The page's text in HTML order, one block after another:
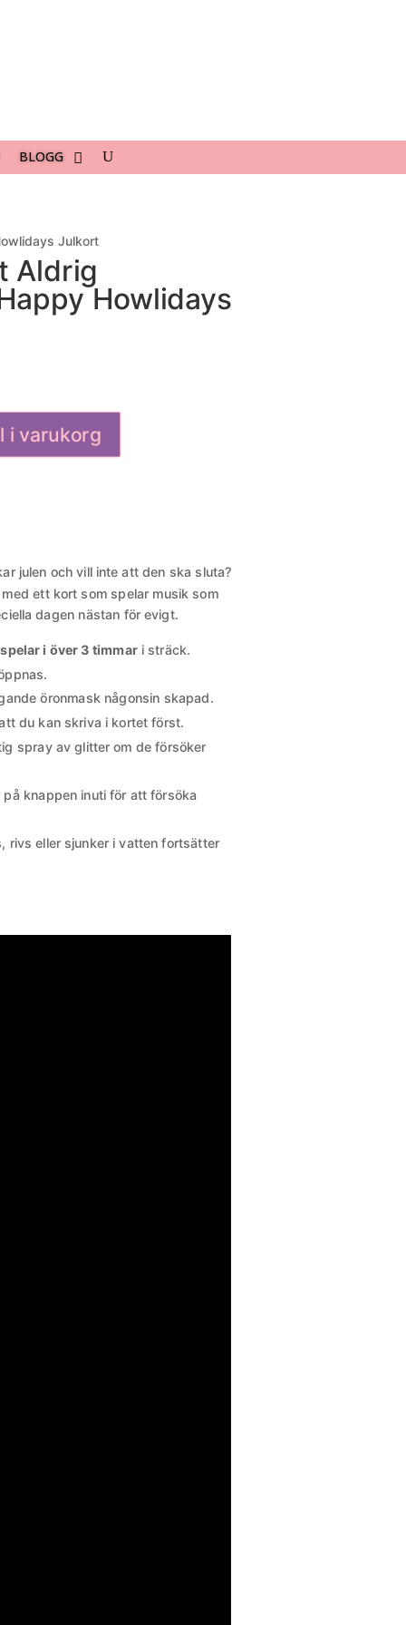
BLOGG
Julkort
Aldrig
Howlidays
i varukorg
julen och vill inte att den ska sluta?
ett kort som spelar musik som
dagen nästan för evigt.
i över 3 timmar i sträck.
öronmask någonsin skapad.
du kan skriva i kortet först.
spray av glitter om de försöker
knappen inuti för att försöka
rivs eller sjunker i vatten fortsätter